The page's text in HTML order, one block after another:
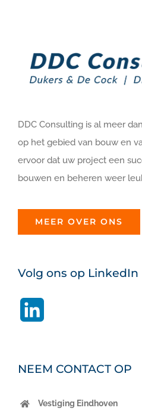
DDC Consulting is al meer
op het gebied van bouw en
ervoor dat uw project een
bouwen en beheren weer
MEER OVER ONS
Volg ons op LinkedIn
NEEM CONTACT OP
Vestiging Eindhoven